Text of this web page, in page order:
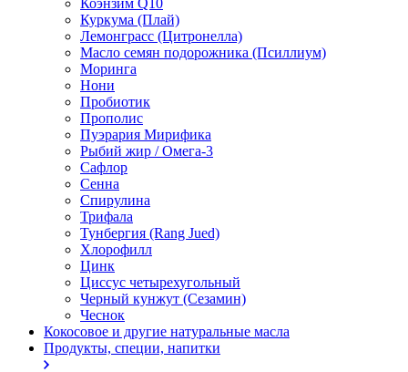
Коэнзим Q10
Куркума (Плай)
Лемонграсс (Цитронелла)
Масло семян подорожника (Псиллиум)
Моринга
Нони
Пробиотик
Прополис
Пуэрария Мирифика
Рыбий жир / Омега-3
Сафлор
Сенна
Спирулина
Трифала
Тунбергия (Rang Jued)
Хлорофилл
Цинк
Циссус четырехугольный
Черный кунжут (Сезамин)
Чеснок
Кокосовое и другие натуральные масла
Продукты, специи, напитки